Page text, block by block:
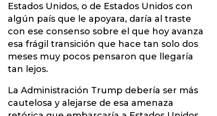
Estados Unidos, o de Estados Unidos con
algún país que le apoyara, daría al traste
con ese consenso sobre el que hoy avanza
esa frágil transición que hace tan solo dos
meses muy pocos pensaron que llegaría
tan lejos.
La Administración Trump debería ser más
cautelosa y alejarse de esa amenaza